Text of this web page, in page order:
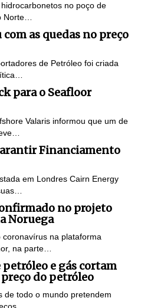
no poço de
Norte…
com as quedas no preço
de Petróleo foi criada
para o Seafloor
Valaris informou que um de
Financiamento
em Londres Cairn Energy
no projeto
Noruega
coronavírus na plataforma
na parte…
e gás cortam
do petróleo
de todo o mundo pretendem